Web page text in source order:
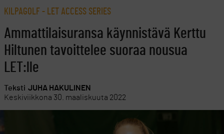
KILPAGOLF - LET ACCESS SERIES
Ammattilaisuransa käynnistävä Kerttu
Hiltunen tavoittelee suoraa nousua
LET:lle
Teksti JUHA HAKULINEN
Keskiviikkona 30. maaliskuuta 2022